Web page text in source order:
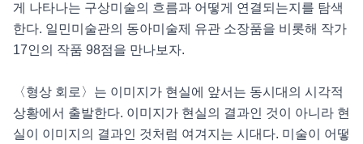
게 나타나는 구상미술의 흐름과 어떻게 연결되는지를 탐색
한다. 일민미술관의 동아미술제 유관 소장품을 비롯해 작가
17인의 작품 98점을 만나보자.
〈형상 회로〉는 이미지가 현실에 앞서는 동시대의 시각적
상황에서 출발한다. 이미지가 현실의 결과인 것이 아니라 현
실이 이미지의 결과인 것처럼 여겨지는 시대다. 미술이 어떻